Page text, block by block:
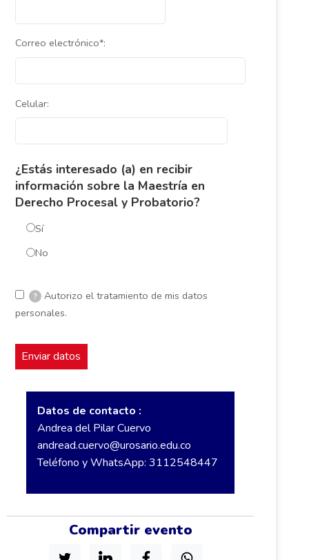
Correo electrónico*:
Celular:
¿Estás interesado (a) en recibir
información sobre la Maestría en
Derecho Procesal y Probatorio?
Sí
No
?
Autorizo el tratamiento de mis datos
personales.
Datos de contacto :
Andrea del Pilar Cuervo
andread.cuervo@urosario.edu.co
Teléfono y WhatsApp: 3112548447
Compartir evento